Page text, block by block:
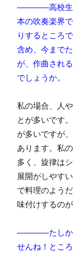
――――高校生
本の吹奏楽界
りするところ
含め、今まで
が、作曲され
でしょうか。
私の場合、人
とが多いです
が多いですが
あります。私
多く、旋律は
展開がしやす
で料理のよう
味付けするの
――――たしか
せんね！ とこ